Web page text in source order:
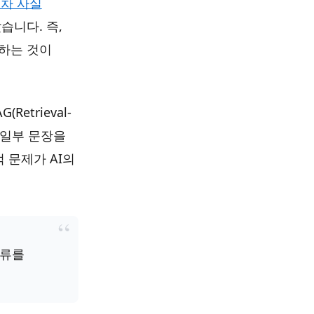
니다. 즉,
는 것이
부 문장을
문제가 AI의
를